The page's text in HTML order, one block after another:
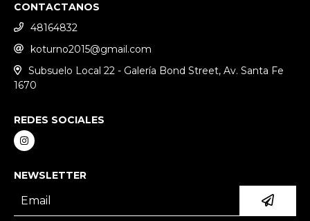
CONTACTANOS
48164832
koturno2015@gmail.com
Subsuelo Local 22 - Galería Bond Street, Av. Santa Fe
1670
REDES SOCIALES
NEWSLETTER